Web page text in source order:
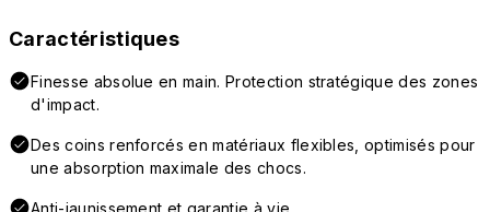
Caractéristiques
Finesse absolue en main. Protection stratégique des zones
d'impact.
Des coins renforcés en matériaux flexibles, optimisés pour
une absorption maximale des chocs.
Anti-jaunissement et garantie à vie